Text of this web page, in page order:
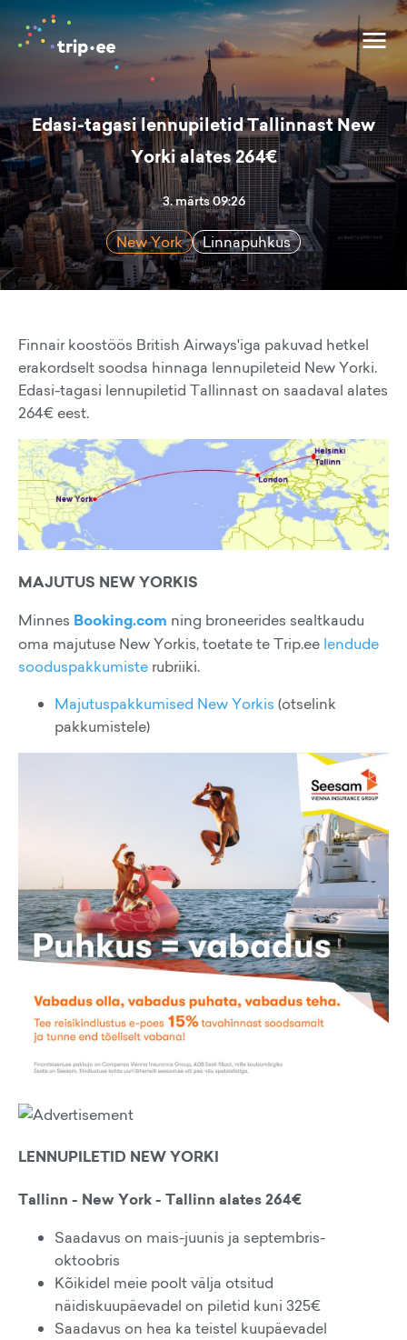
Edasi-tagasi lennupiletid Tallinnast New
Yorki alates 264€
3. märts 09:26
New York Linnapuhkus
Finnair koostöös British Airways'iga pakuvad hetkel
erakordselt soodsa hinnaga lennupileteid New Yorki.
Edasi-tagasi lennupiletid Tallinnast on saadaval alates
264€ eest.
MAJUTUS NEW YORKIS
Minnes Booking.com ning broneerides sealtkaudu
oma majutuse New Yorkis, toetate te Trip.ee lendude
sooduspakkumiste rubriiki.
Majutuspakkumised New Yorkis (otselink
pakkumistele)
LENNUPILETID NEW YORKI
Tallinn - New York - Tallinn alates 264€
Saadavus on mais-juunis ja septembris-
oktoobris
Kõikidel meie poolt välja otsitud
näidiskuupäevadel on piletid kuni 325€
Saadavus on hea ka teistel kuupäevadel